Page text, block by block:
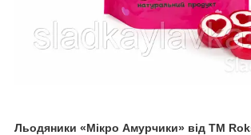
Льодяники «Мікро Амурчики» від ТМ